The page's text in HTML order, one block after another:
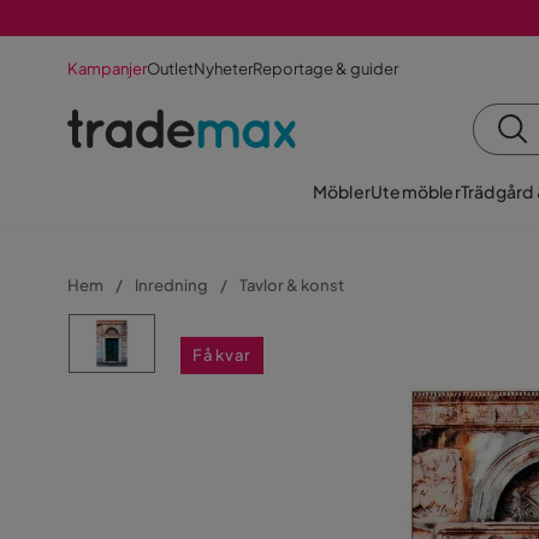
KampanjerOutletNyheterReportage & guider
MöblerUtemöblerTrädgård
Hem Inredning Tavlor & konst
Få kvar